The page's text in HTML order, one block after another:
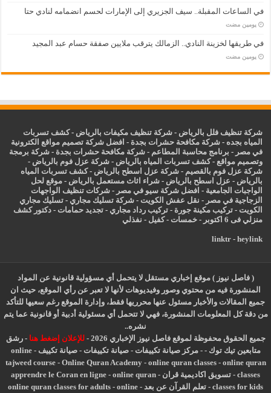
في الساعات المقبلة.. سيف الجزيري إلى الإمارات لحسم انضمامه لنادي حتا
‏يومين مضت
في طريقها لخزينة النادي.. الزمالك يترقب ملايين صفقة حسام عبد المجيد
‏يومين مضت
شركة تنظيف فلل بالرياض -شركة تنظيف مكيفات بالرياض -كشف تسربات
المياه بجده -شركة مكافحة حشرات بجدة - افضل شركة تصميم مواقع الكترونية
في مصر - برنامج محاسبة المطاعم -شركة مكافحة حشرات بجدة -شركة برمجة
وتصميم مواقع -كشف تسربات المياه بالرياض -شركة عزل فوم بالرياض -
شركة عزل فوم بالقصيم -شركة عزل اسطح بالرياض -كشف تسربات المياه
بالرياض - عزل اسطح بالرياض -شراء اثاث مستعمل بالرياض - موقع لحل
الواجبات الجامعية - افضل شركة سيو في مصر -شركات تنظيف الواجهات
الزجاجية في مصر - نقل عفش الكويت -شركة تسليك مجاري -تسليك مجاري
الكويت -تركيب مكينة جورة -تركيب رداد مجاري -تجديد حمامات -دكتور كشف
منزلي فى 6 اكتوبر
-خمسات -كفيل - نفذلي
linktr- heylink
( فاصل نيوز ) موقع إخباري مستقل لا يتحمل أي مسؤولية قانونية عن المواد
المنشورة فيه من محتوي وصور وفيديوهات لأنها لا تعبر عن رأي الموقع، حيث ان
جميع المقالات والأخبار مسئول عنها محرريها فقط، وإدارة الموقع رغم سعيها للتأكد
من دقة كل المعلومات المنشورة، فهي لا تتحمل أي مسئولية أدبية أو قانونية عما يتم
نشره..
جميع الحقوق محفوظة لموقع فاصل نيوز الإخباري 2026 -
للإعلان إضغط هنا -رشق
متابعين تيك توك -
-مركز صيانة تكييفات -صيانة تكييفات -صيانة تكييف -
online
tajweed course- Online Quran Academy- online quran classes- online quran
classes
- تسويق اكاديمية قران -
apprendre le Coran en ligne - online quran
classes for kids
- تعلم القرآن عن بعد -
online quran classes for adults - online